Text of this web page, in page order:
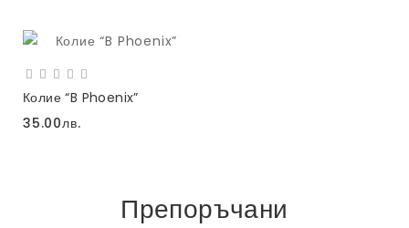
Колие “B Phoenix”
35.00лв.
Препоръчани